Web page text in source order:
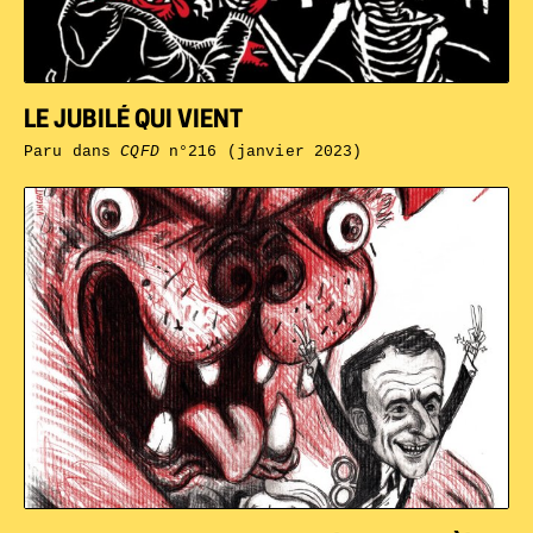
LE JUBILÉ QUI VIENT
Paru dansCQFDn°216 (janvier 2023)